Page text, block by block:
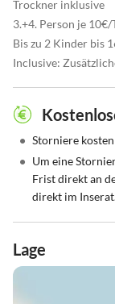
Trockner inklusive
3.+4. Person je 10€/
Bis zu 2 Kinder bis
Inclusive:
• Storniere
• Um eine
Frist direkt an
direkt im
Lage